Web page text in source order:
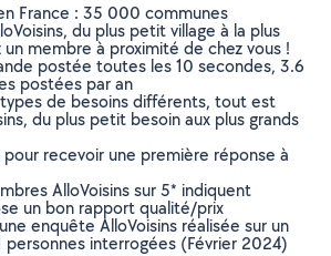
France : 35 000 communes
du plus petit village à la plus
membre à proximité de chez vous !
postée toutes les 10 secondes, 3.6
postées par an
de besoins différents, tout est
du plus petit besoin aux plus grands
pour recevoir une première réponse à
AlloVoisins sur 5* indiquent
un bon rapport qualité/prix
enquête AlloVoisins réalisée sur un
personnes interrogées (Février 2024)